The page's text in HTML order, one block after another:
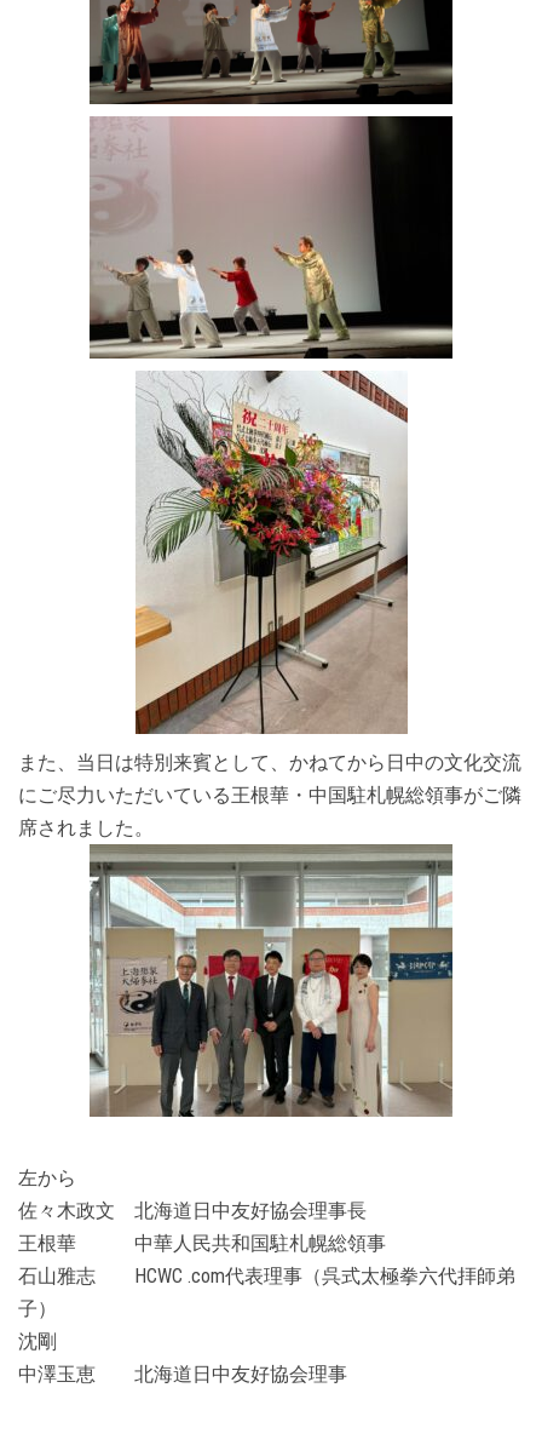
また、当日は特別来賓として、かねてから日中の文化交流
にご尽力いただいている王根華・中国駐札幌総領事がご隣
席されました。
左から
佐々木政文 北海道日中友好協会理事長
王根華 中華人民共和国駐札幌総領事
石山雅志 HCWC .com代表理事（呉式太極拳六代拝師弟
子）
沈剛
中澤玉恵 北海道日中友好協会理事